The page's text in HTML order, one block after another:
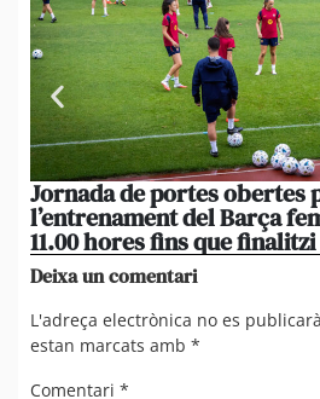
Jornada de portes obertes
l’entrenament del Barça
11.00 hores fins que finalitzi
Deixa un comentari
L'adreça electrònica no es
estan marcats amb *
Comentari *